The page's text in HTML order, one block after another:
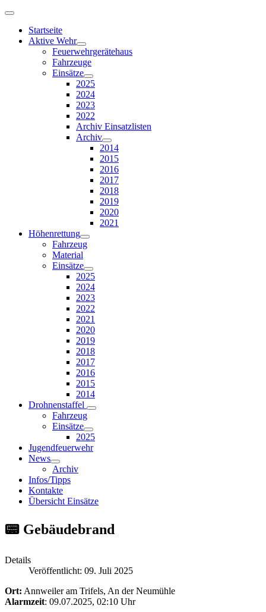
Startseite
Aktive Wehr
Feuerwehrgerätehaus
Fahrzeuge
Einsätze
2025
2024
2023
2022
Archiv Einsatzlisten
Archiv
2014
2015
2016
2017
2018
2019
2020
2021
Höhenrettung
Fahrzeug
Material
Einsätze
2025
2024
2023
2022
2021
2020
2019
2018
2017
2016
2015
2014
Drohnenstaffel
Fahrzeug
Einsätze
2025
Jugendfeuerwehr
News
Archiv
Infos/Tipps
Kontakte
Übersicht Einsätze
📟 Gebäudebrand
Details
Veröffentlicht: 09. Juli 2025
Ort: Annweiler am Trifels, An der Neumühle
Alarmzeit: 09.07.2025, 02:10 Uhr